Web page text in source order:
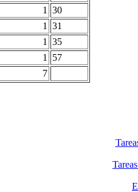
1
30
1
31
1
35
1
57
7